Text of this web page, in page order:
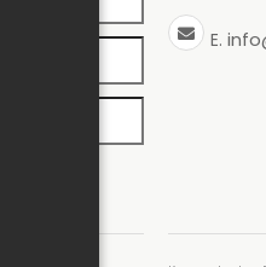
E.